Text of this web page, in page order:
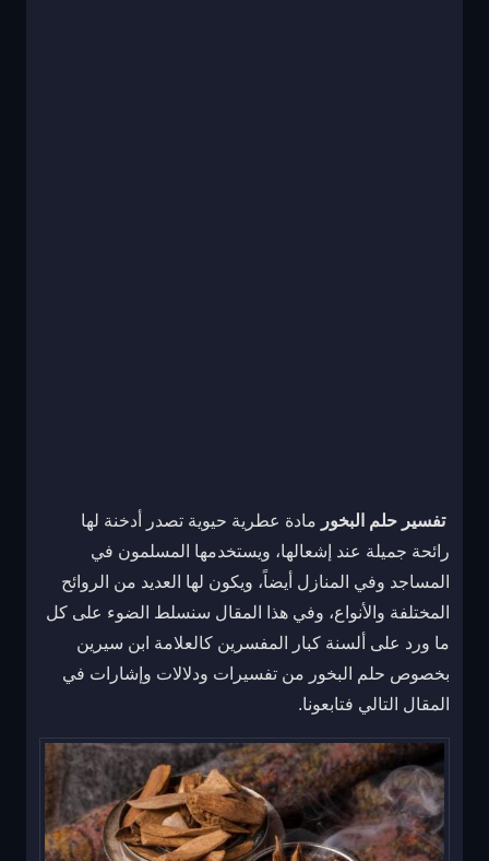
تفسير حلم البخور مادة عطرية حيوية تصدر أدخنة لها
رائحة جميلة عند إشعالها، ويستخدمها المسلمون في
المساجد وفي المنازل أيضاً، ويكون لها العديد من الروائح
المختلفة والأنواع، وفي هذا المقال سنسلط الضوء على كل
ما ورد على ألسنة كبار المفسرين كالعلامة ابن سيرين
بخصوص حلم البخور من تفسيرات ودلالات وإشارات في
المقال التالي فتابعونا.